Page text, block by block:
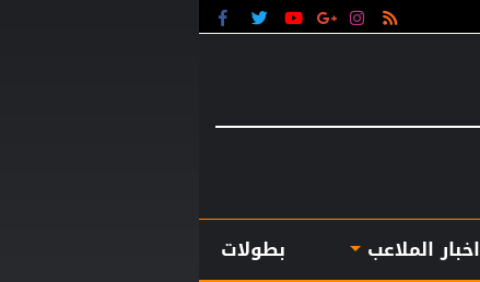
اخبار الملاعب
بطولات